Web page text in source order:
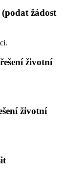
žádost
životní
životní